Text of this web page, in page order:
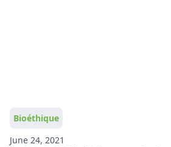
Bioéthique
June 24, 2021